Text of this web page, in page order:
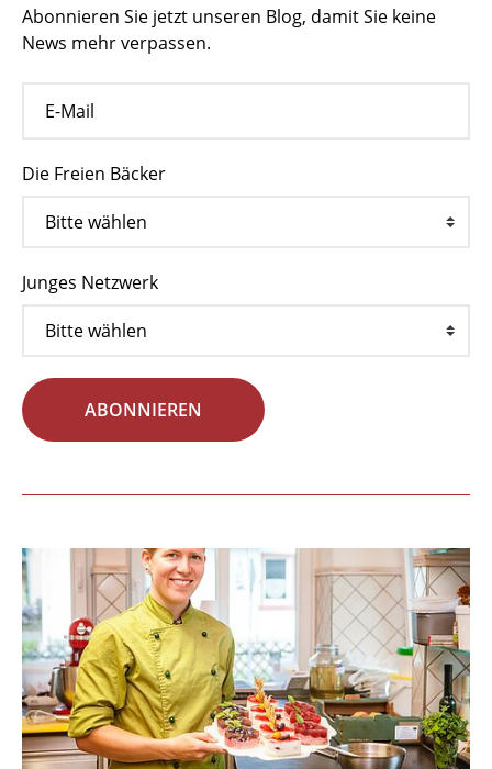
Abonnieren Sie jetzt unseren Blog, damit Sie keine
News mehr verpassen.
Die Freien Bäcker
Junges Netzwerk
ABONNIEREN